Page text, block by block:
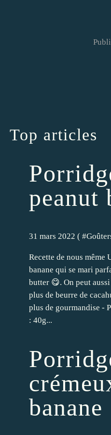
Top articles
peanut
31 mars 2022 ( #
Recette de nous même
banane qui se mari
butter 😋. On peut
plus de beurre de
plus de gourmandise -
: 40g...
banane